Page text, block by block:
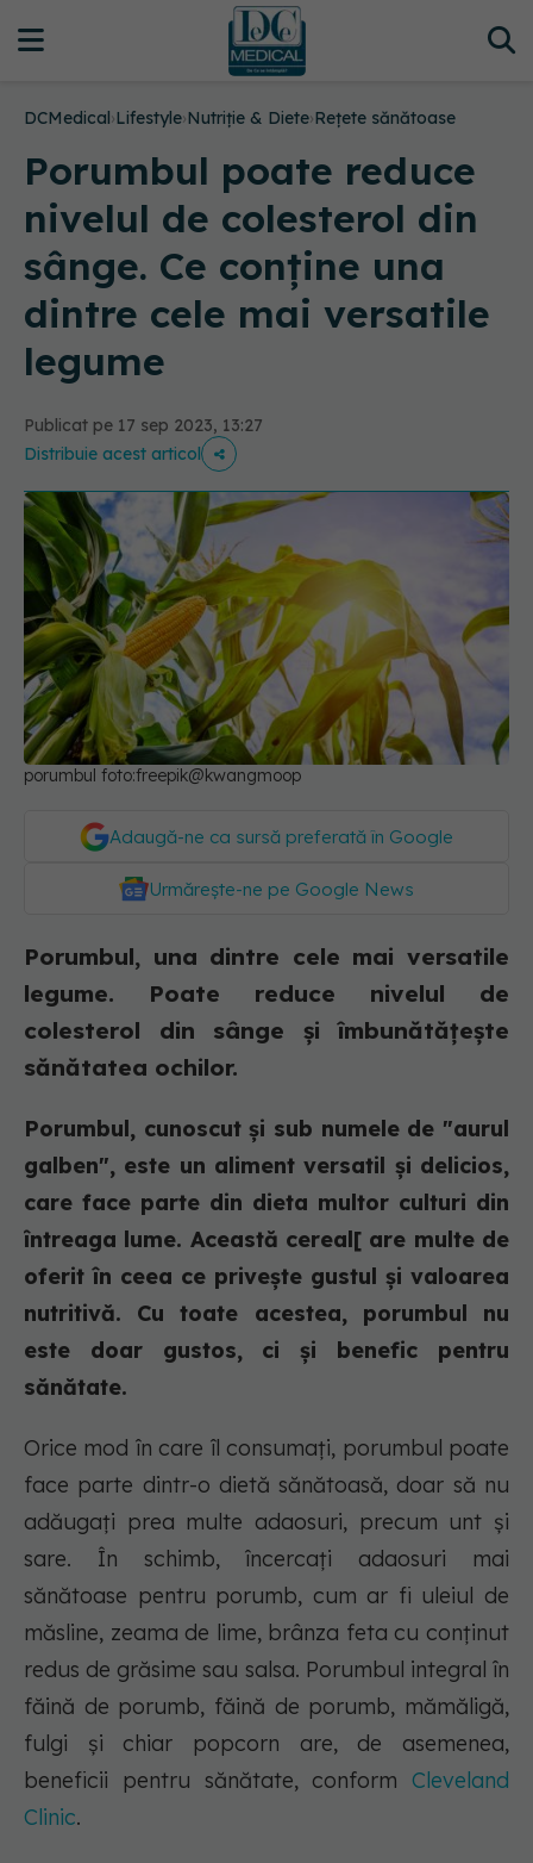
DCMedical›Lifestyle›Nutriție & Diete›Rețete sănătoase
Porumbul poate reduce
nivelul de colesterol din
sânge. Ce conține una
dintre cele mai versatile
legume
Publicat pe 17 sep 2023, 13:27
Distribuie acest articol
porumbul foto:freepik@kwangmoop
Adaugă-ne ca sursă preferată în Google
Urmărește-ne pe Google News
Porumbul, una dintre cele mai versatile
legume. Poate reduce nivelul de
colesterol din sânge și îmbunătățește
sănătatea ochilor.
Porumbul, cunoscut și sub numele de "aurul
galben", este un aliment versatil și delicios,
care face parte din dieta multor culturi din
întreaga lume. Această cereal[ are multe de
oferit în ceea ce privește gustul și valoarea
nutritivă. Cu toate acestea, porumbul nu
este doar gustos, ci și benefic pentru
sănătate.
Orice mod în care îl consumați, porumbul poate
face parte dintr-o dietă sănătoasă, doar să nu
adăugați prea multe adaosuri, precum unt și
sare. În schimb, încercați adaosuri mai
sănătoase pentru porumb, cum ar fi uleiul de
măsline, zeama de lime, brânza feta cu conținut
redus de grăsime sau salsa. Porumbul integral în
făină de porumb, făină de porumb, mămăligă,
fulgi și chiar popcorn are, de asemenea,
beneficii pentru sănătate, conform Cleveland
Clinic.